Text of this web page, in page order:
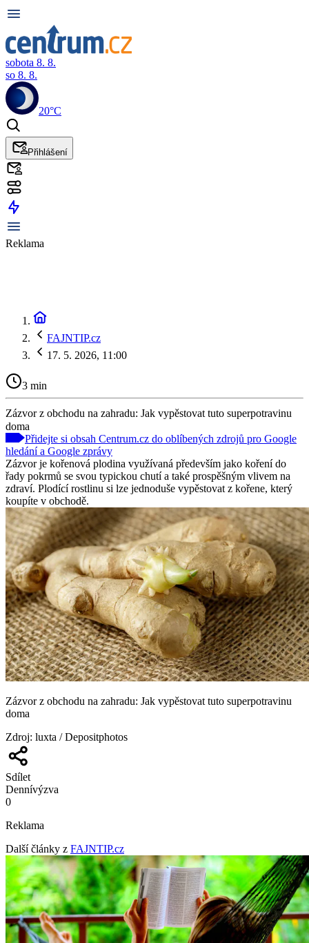
sobota 8. 8.
so 8. 8.
20°C
Přihlášení
Reklama
FAJNTIP.cz
17. 5. 2026, 11:00
3 min
Zázvor z obchodu na zahradu: Jak vypěstovat tuto superpotravinu
doma
Přidejte si obsah Centrum.cz do oblíbených zdrojů pro Google
hledání a Google zprávy
Zázvor je kořenová plodina využívaná především jako koření do
řady pokrmů se svou typickou chutí a také prospěšným vlivem na
zdraví. Plodící rostlinu si lze jednoduše vypěstovat z kořene, který
koupíte v obchodě.
Zázvor z obchodu na zahradu: Jak vypěstovat tuto superpotravinu
doma
Zdroj: luxta / Depositphotos
Sdílet
Dennívýzva
0
Reklama
Další články z FAJNTIP.cz